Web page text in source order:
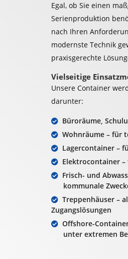
Egal, ob Sie einen
Serienproduktion
nach Ihren
modernste Technik
praxisgerechte
Vielseitige
Unsere Container
darunter:
Büroräume,
Wohnräume – für
Lagercontainer –
Elektrocontainer
Frisch- und
kommunale
Treppenhäuser –
Zugangslösungen
Offshore-
unter extremen